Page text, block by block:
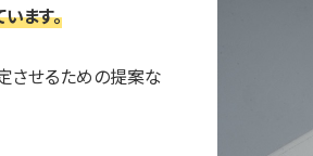
ます。
させるための提案な